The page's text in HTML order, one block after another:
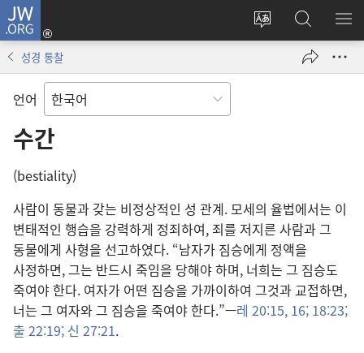
JW.ORG
사이트
변경
로그인
(새로운
열기)
JW.ORG
검색
메
성경 통찰
언어
수간
(bestiality)
사람이 동물과 갖는 비정상적인 성 관계. 모세의 율법에서는 이
변태적인 행습을 강력하게 정죄하여, 죄를 저지른 사람과 그
동물에게 사형을 선고하였다. “남자가 짐승에게 정액을
사정하면, 그는 반드시 죽임을 당해야 하며, 너희는 그 짐승도
죽여야 한다. 여자가 어떤 짐승을 가까이하여 그것과 교접하면,
너는 그 여자와 그 짐승을 죽여야 한다.”—레 20:15, 16; 18:23;
출 22:19; 신 27:21.